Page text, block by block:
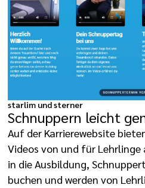
starlim und sterner
Schnuppern leicht
Auf der Karrierewebsite
Videos von und für
in die Ausbildung,
buchen und werden von